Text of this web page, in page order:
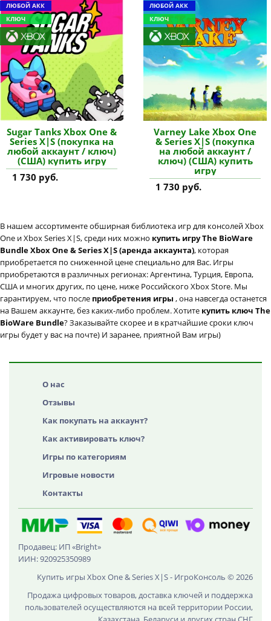
ЛЮБОЙ АКК
КЛЮЧ
Sugar Tanks Xbox One &
Series X|S (покупка на
любой аккаунт / ключ)
(США) купить игру
1 730 руб.
ЛЮБОЙ АКК
КЛЮЧ
Varney Lake Xbox One
& Series X|S (покупка
на любой аккаунт /
ключ) (США) купить
игру
1 730 руб.
В нашем ассортименте обширная библиотека игр для консолей Xbox
One и Xbox Series X|S, среди них можно купить игру The BioWare
Bundle Xbox One & Series X|S (аренда аккаунта), которая
приобретается по сниженной цене специально для Вас. Игры
приобретаются в различных регионах: Аргентина, Турция, Европа,
США и многих других, по цене, ниже Российского Xbox Store. Мы
гарантируем, что после приобретения игры , она навсегда останется
на Вашем аккаунте, без каких-либо проблем. Хотите купить ключ The
BioWare Bundle? Заказывайте скорее и в кратчайшие сроки ключ
игры будет у вас на почте) И заранее, приятной Вам игры)
О нас
Отзывы
Как покупать на аккаунт?
Как активировать ключ?
Игры по категориям
Игровые новости
Контакты
Продавец: ИП «Bright»
ИИН: 920925350989
Купить игры Xbox One & Series X|S - ИгроКонсоль © 2026
Продажа цифровых товаров, доставка ключей и поддержка
пользователей осуществляются на всей территории России,